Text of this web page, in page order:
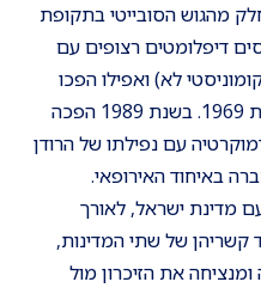
מהגוש הסובייטי בתקופת
דיפלומטים רצופים עם
לא) ואפילו הפכו
למדינות המחליפות שגרירים בשנת 1969. בשנת 1989 הפכה
עם נפילתו של הרודן
מדינת ישראל, לאורך
קשריהן של שתי המדינות,
ומנציחה את הזיכרון מול